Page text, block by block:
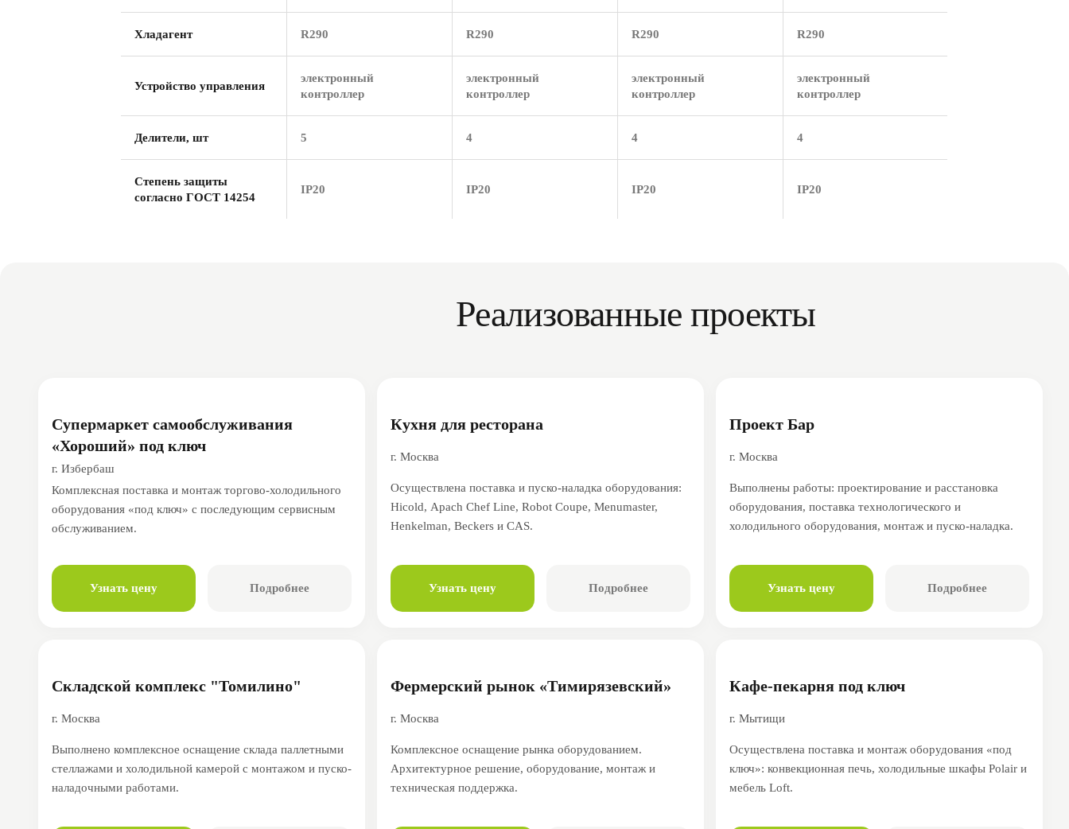
Хладагент R290 R290 R290 R290
Устройство управления
электронный
контроллер
электронный
контроллер
электронный
контроллер
электронный
контроллер
Делители, шт 5 4 4 4
Степень защиты
согласно ГОСТ 14254
IP20 IP20 IP20 IP20
Реализованные проекты
Супермаркет самообслуживания
«Хороший» под ключ
г. Избербаш
Комплексная поставка и монтаж торгово-холодильного
оборудования «под ключ» с последующим сервисным
обслуживанием.
Узнать цену Подробнее
Кухня для ресторана
г. Москва
Осуществлена поставка и пуско-наладка оборудования:
Hicold, Apach Chef Line, Robot Coupe, Menumaster,
Henkelman, Beckers и CAS.
Узнать цену Подробнее
Проект Бар
г. Москва
Выполнены работы: проектирование и расстановка
оборудования, поставка технологического и
холодильного оборудования, монтаж и пуско-наладка.
Узнать цену Подробнее
Складской комплекс "Томилино"
г. Москва
Выполнено комплексное оснащение склада паллетными
стеллажами и холодильной камерой с монтажом и пуско-
наладочными работами.
Фермерский рынок «Тимирязевский»
г. Москва
Комплексное оснащение рынка оборудованием.
Архитектурное решение, оборудование, монтаж и
техническая поддержка.
Кафе-пекарня под ключ
г. Мытищи
Осуществлена поставка и монтаж оборудования «под
ключ»: конвекционная печь, холодильные шкафы Polair и
мебель Loft.